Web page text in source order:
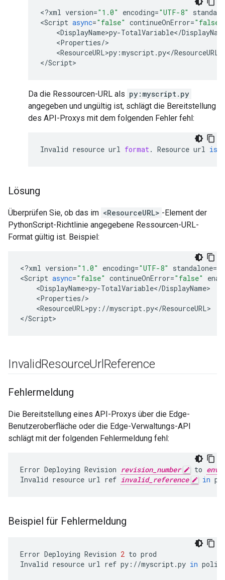
<?xml version="1.0" encoding="UTF-8"
<Script async="false" continueOnError="false"
    <
DisplayName>py-TotalVariable</
    <
Properties/>
    <
ResourceURL>py :myscript.py</ResourceURL
</Script>
Da die Ressourcen-URL als py:myscript.py
angegeben und ungültig ist, schlägt die Bereitstellung
des API-Proxys mit dem folgenden Fehler fehl:
Invalid resource url format. Resource url is
Lösung
Überprüfen Sie, ob das im <ResourceURL> -Element der
PythonScript-Richtlinie angegebene Ressourcen-URL-
Format gültig ist. Beispiel:
<?xml version="1.0" encoding="UTF-8" standalone=
<Script async="false" continueOnError="false"
    <
DisplayName>py-TotalVariable</DisplayName>
    <
Properties/>
    <
ResourceURL>py : //myscript.py</ResourceURL>
</Script>
InvalidResourceUrl Reference
Fehlermeldung
Die Bereitstellung eines API-Proxys über die Edge-
Benutzeroberfläche oder die Edge-Verwaltungs-API
schlägt mit der folgenden Fehlermeldung fehl:
Error Deploying Revision revision_number to
Invalid resource url ref invalid_reference in
Beispiel für Fehlermeldung
Error Deploying Revision 2 to prod
Invalid resource url ref py : //myscript.py in